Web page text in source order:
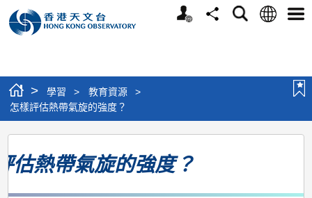
個
分
搜
語
選
> 學習 > 教育資源
>
怎樣評估熱帶氣旋的強度？
怎
樣
估熱帶氣旋的強度？